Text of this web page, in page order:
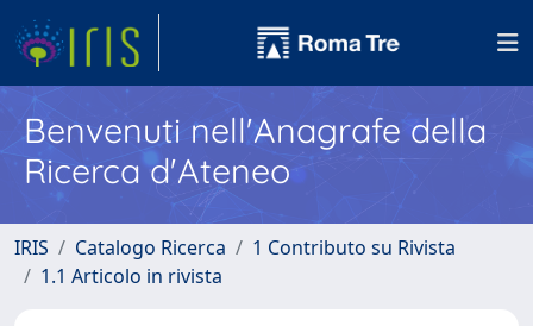
Benvenuti nell'Anagrafe della
Ricerca d'Ateneo
IRIS Catalogo Ricerca
1 Contributo su Rivista
1.1 Articolo in rivista